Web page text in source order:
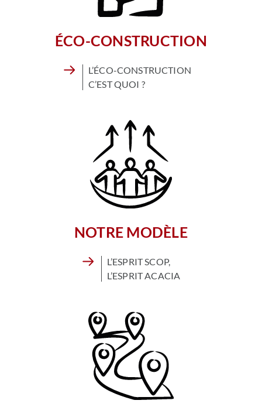
ÉCO-CONSTRUCTION
L’ÉCO-CONSTRUCTION
C’EST QUOI ?
NOTRE MODÈLE
L’ESPRIT SCOP,
L’ESPRIT ACACIA